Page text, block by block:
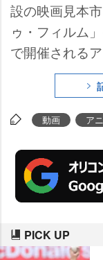
設の映画見本
ゥ・フィルム
で開催される
グラム「
「アヌシー・
ーケース」に
動画 ア
PICK UP